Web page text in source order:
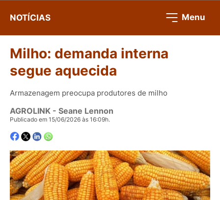
NOTÍCIAS Menu
Milho: demanda interna
segue aquecida
Armazenagem preocupa produtores de milho
AGROLINK - Seane Lennon
Publicado em 15/06/2026 às 16:09h.